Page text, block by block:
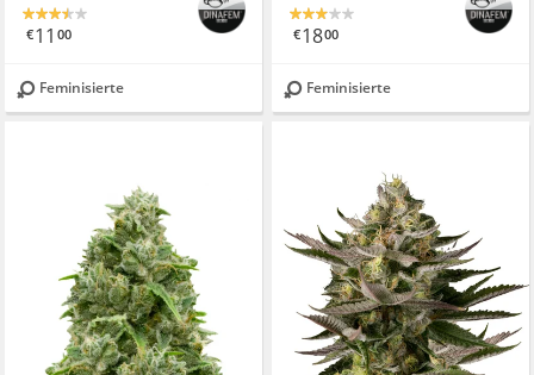
€11 00
Feminisierte
€1800
Feminisierte